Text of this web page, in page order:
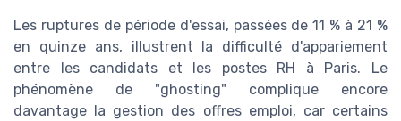
Les ruptures de période d'essai, passées de 11 % à 21 %
en quinze ans, illustrent la difficulté d'appariement
entre les candidats et les postes RH à Paris. Le
phénomène de "ghosting" complique encore
davantage la gestion des offres emploi, car certains